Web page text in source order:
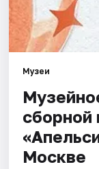
Музеи
сборной
Москве